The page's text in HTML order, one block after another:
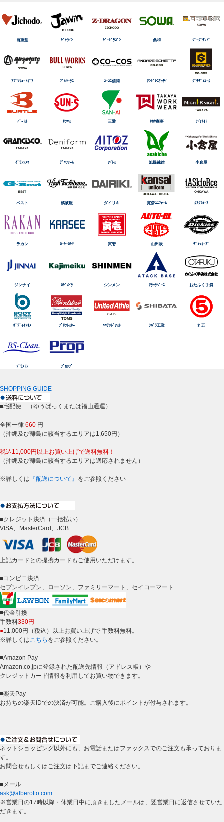
自重堂 ｼﾞｬｳｨﾝ ｼﾞｰﾄﾞﾗｺﾞﾝ 桑和 ｼﾞｰｸﾞﾗﾝﾄﾞ
ｱﾌﾞｿﾘｭｰﾄｷﾞｱ ﾌﾞﾙﾜｰｸｽ ｺｰｺｽ信岡 ｱﾝﾄﾞﾚｽｹｯﾃｨ ｸﾞﾗﾃﾞｨｴｰﾀ
ﾊﾞｰﾄﾙ ｻﾝｴｽ 三愛 ﾀｶﾔ商事 ﾅｲtﾅｲﾄ
ｸﾞﾗﾝｼｽｺ ﾃﾞﾆﾌｫｰﾑ ｱｲﾄｽ 旭蝶繊維 小倉屋
ベスト 橘被服 ダイリキ 寛斎ﾕﾆﾌｫｰﾑ ﾀｽｸﾌｫｰｽ
ラカン ｶｰｼｰｶｼﾏ 寅壱 山田辰 ﾃﾞｨｯｷｰｽﾞ
ジンナイ ｶｼﾞﾒｲｸ シンメン ｱﾀｯｸﾍﾞｰｽ おたふく手袋
ﾎﾞﾃﾞｨﾀﾌﾈｽ ﾌﾟﾘﾝﾄｽﾀｰ ﾕﾆﾃｯﾄﾞｱｽﾚ ｼﾊﾞﾗ工業 丸五
ﾌﾞﾗｽﾄﾝ ﾌﾟﾛｯﾌﾟ
SHOPPING GUIDE
■宅配便 （ゆうぱっくまたは福山通運）
全国一律 660 円
（沖縄及び離島に該当するエリアは1,650円）
税込11,000円以上お買い上げで送料無料！
（沖縄及び離島に該当するエリアは適応されません）
※詳しくは 『配送について』 をご参照ください
■クレジット決済（一括払い）
VISA、MasterCard、JCB
上記カードとの提携カードもご使用いただけます。
■コンビニ決済
セブンイレブン、ローソン、ファミリーマート、セイコーマート
■代金引換
手数料330円
●11,000円（税込）以上お買い上げで 手数料無料。
※詳しくはこちら をご参照ください。
■Amazon Pay
Amazon.co.jpに登録された配送先情報（アドレス帳）や
クレジットカード情報を利用してお買い物できます。
■楽天Pay
お持ちの楽天IDでの決済が可能。ご購入後にポイントが付与されます。
ネットショッピング以外にも、お電話またはファックスでのご注文も承っておりま
す。
お問合せもしくはご注文は下記までご連絡ください。
■メール
ask@alberotto.com
※営業日の17時以降・休業日中に頂きましたメールは、翌営業日に返信させていた
だきます。